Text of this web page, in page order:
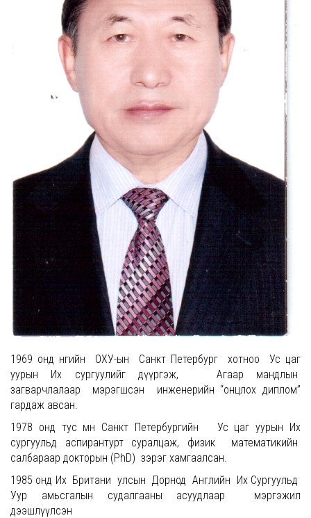
1969 онд өнөөгийн ОХУ-ын Санкт Петербург хотноо Ус цаг
уурын Их сургуулийг дүүргэж, Агаар мандлын
загварчлалаар мэрэгшсэн инженерийн “онцлох диплом”
гардаж авсан.
1978 онд тус мөн Санкт Петербургийн Ус цаг уурын Их
сургуульд аспирантурт суралцаж, физик математикийн
салбараар докторын (PhD) зэрэг хамгаалсан.
1985 онд Их Британи улсын Дорнод Английн Их Сургуульд
Уур амьсгалын судалгааны асуудлаар мэргэжил
дээшлүүлсэн